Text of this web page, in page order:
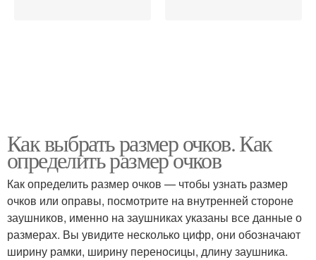
Как выбрать размер очков. Как
определить размер очков
Как определить размер очков — чтобы узнать размер
очков или оправы, посмотрите на внутренней стороне
заушников, именно на заушниках указаны все данные о
размерах. Вы увидите несколько цифр, они обозначают
ширину рамки, ширину переносицы, длину заушника.